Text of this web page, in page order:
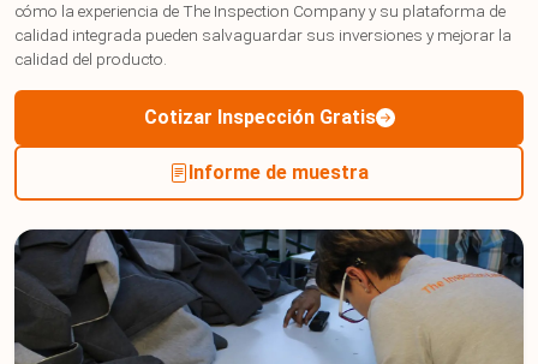
cómo la experiencia de The Inspection Company y su plataforma de
calidad integrada pueden salvaguardar sus inversiones y mejorar la
calidad del producto.
Cotizar Inspección Gratis
Informe de muestra